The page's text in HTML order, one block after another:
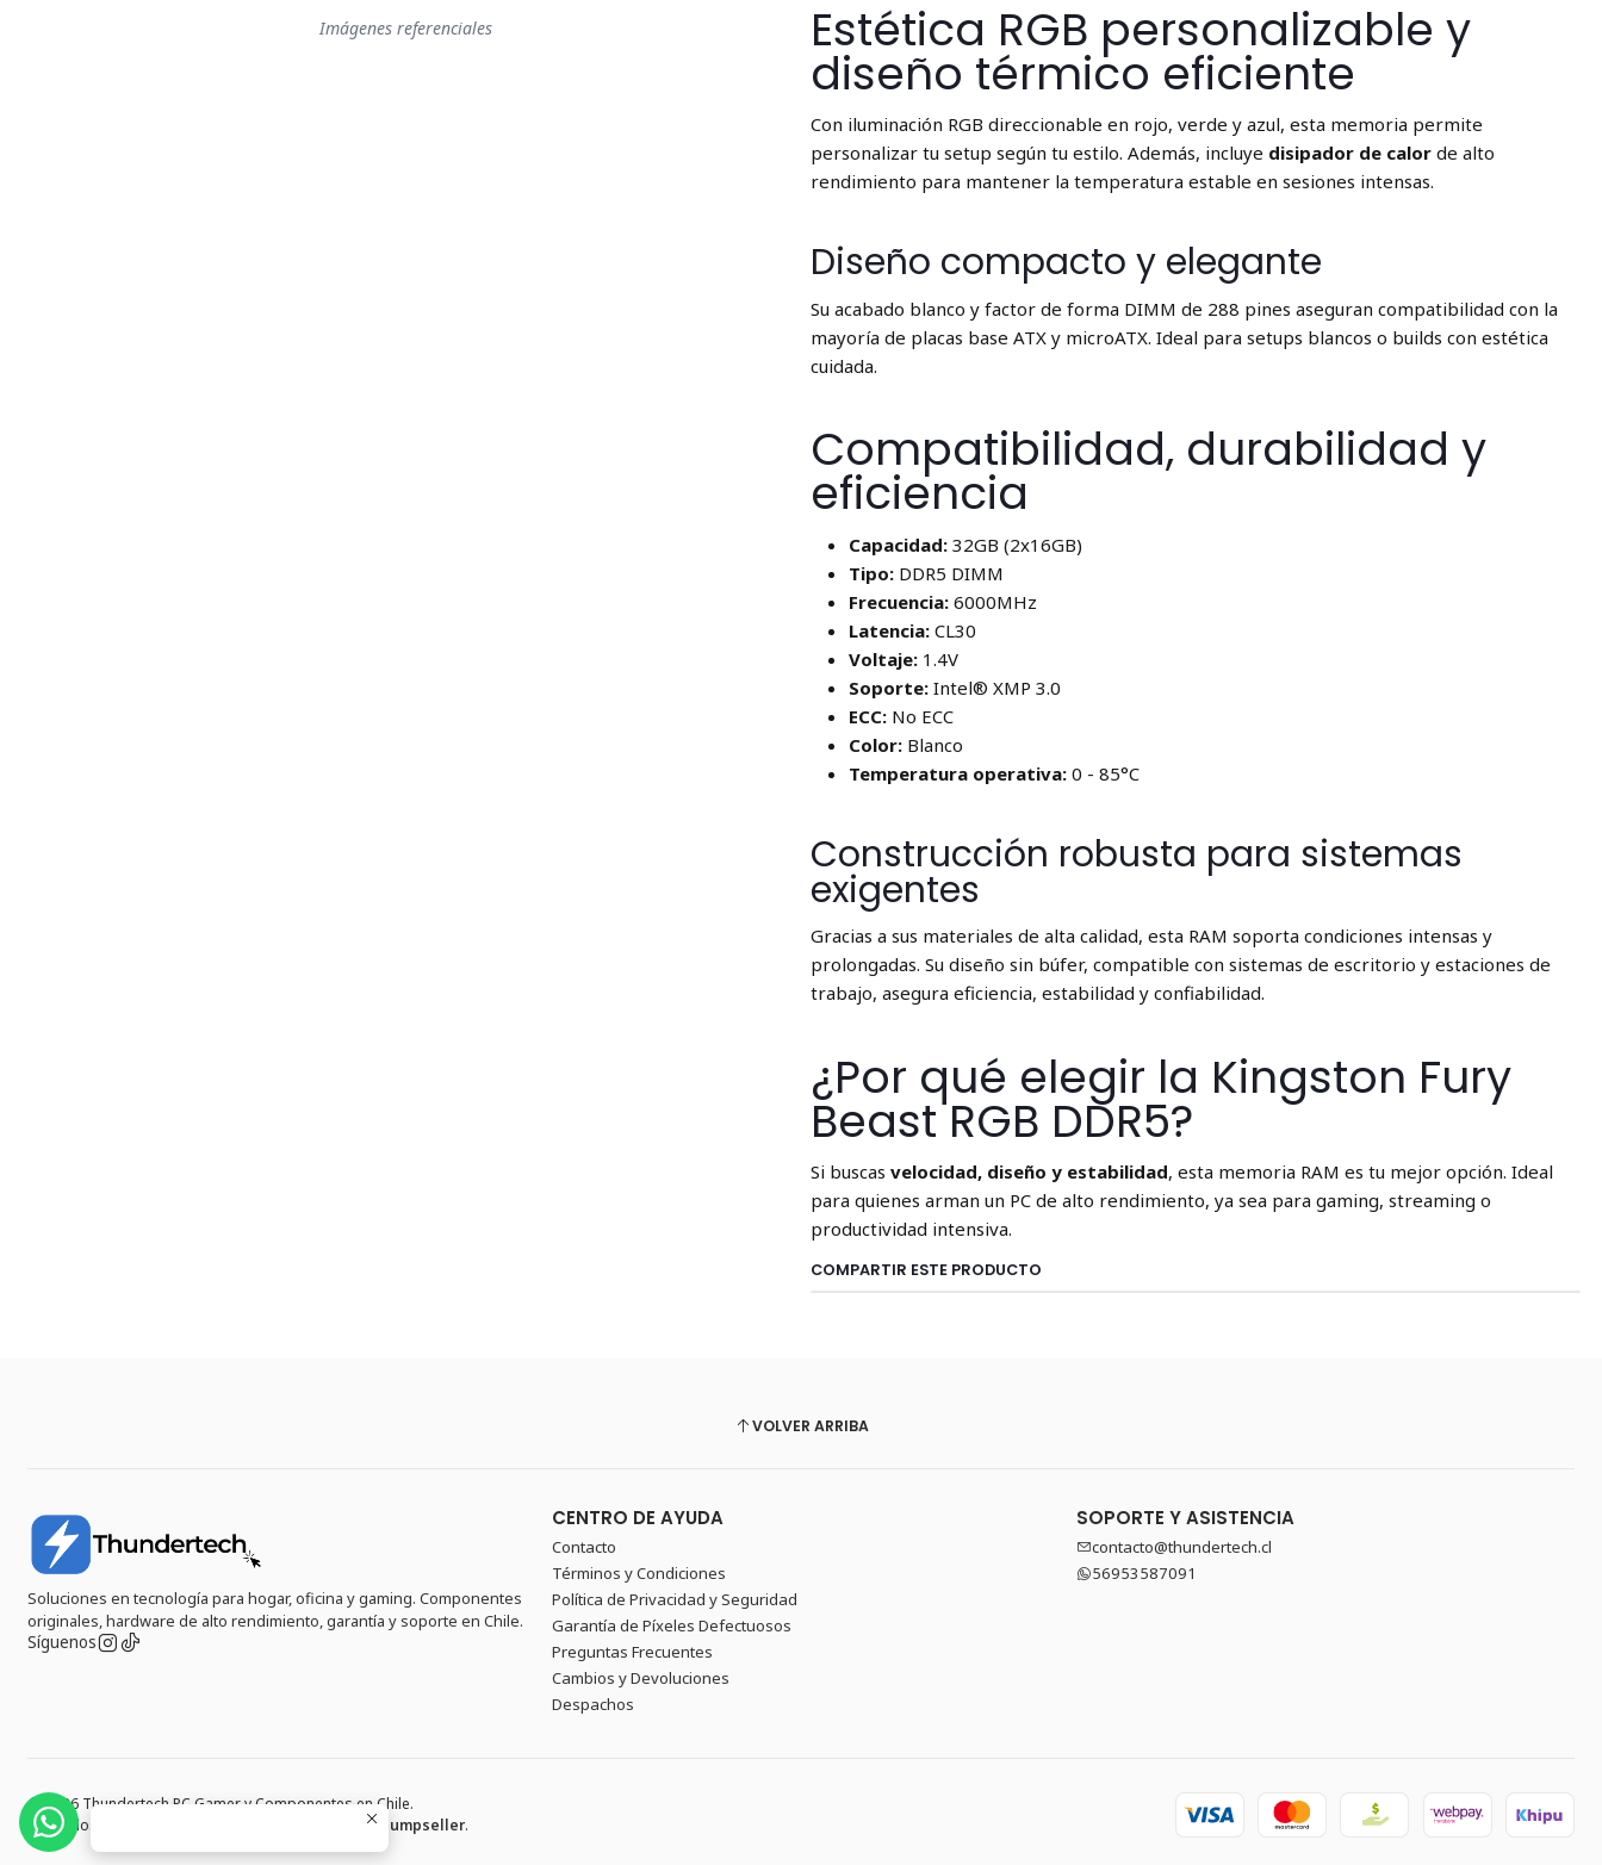
Estética RGB personalizable y
diseño térmico eficiente
Con iluminación RGB direccionable en rojo, verde y azul, esta memoria permite
personalizar tu setup según tu estilo. Además, incluye disipador de calor de alto
rendimiento para mantener la temperatura estable en sesiones intensas.
Diseño compacto y elegante
Su acabado blanco y factor de forma DIMM de 288 pines aseguran compatibilidad con la
mayoría de placas base ATX y microATX. Ideal para setups blancos o builds con estética
cuidada.
Compatibilidad, durabilidad y
eficiencia
Capacidad: 32GB (2x16GB)
Tipo: DDR5 DIMM
Frecuencia: 6000MHz
Latencia: CL30
Voltaje: 1.4V
Soporte: Intel® XMP 3.0
ECC: No ECC
Color: Blanco
Temperatura operativa: 0 - 85°C
Construcción robusta para sistemas
exigentes
Gracias a sus materiales de alta calidad, esta RAM soporta condiciones intensas y
prolongadas. Su diseño sin búfer, compatible con sistemas de escritorio y estaciones de
trabajo, asegura eficiencia, estabilidad y confiabilidad.
¿Por qué elegir la Kingston Fury
Beast RGB DDR5?
Si buscasvelocidad, diseño y estabilidad, esta memoria RAM es tu mejor opción. Ideal
para quienes arman un PC de alto rendimiento, ya sea para gaming, streaming o
productividad intensiva.
COMPARTIR ESTE PRODUCTO
VOLVER ARRIBA
Soluciones en tecnología para hogar, oficina y gaming. Componentes
originales, hardware de alto rendimiento, garantía y soporte en Chile.
Síguenos
CENTRO DE AYUDA
Contacto
Términos y Condiciones
Política de Privacidad y Seguridad
Garantía de Píxeles Defectuosos
Preguntas Frecuentes
Cambios y Devoluciones
Despachos
SOPORTE Y ASISTENCIA
contacto@thundertech.cl
56953587091
2026 Thundertech PC Gamer y Componentes en Chile.
Todos los derechos reservados.
Desarrollado por Jumpseller.